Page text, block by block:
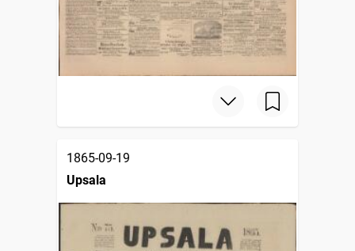
1865-09-19
Upsala